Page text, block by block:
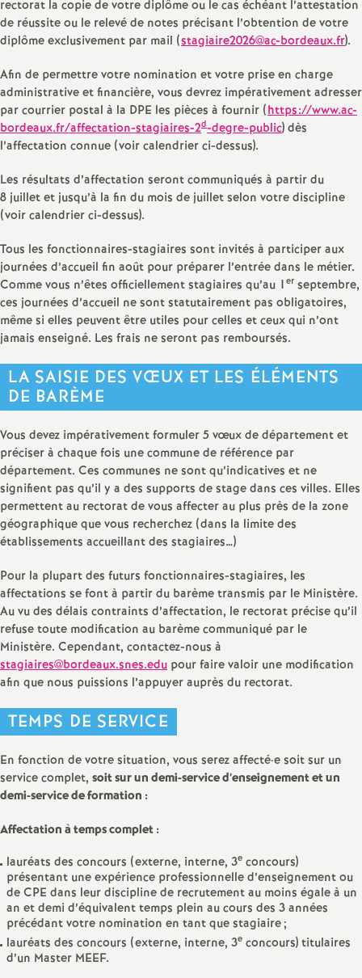
rectorat la copie de votre diplôme ou le cas échéant l’attestation
de réussite ou le relevé de notes précisant l’obtention de votre
diplôme exclusivement par mail (stagiaire2026@ac-bordeaux.fr).
Afin de permettre votre nomination et votre prise en charge
administrative et financière, vous devrez impérativement adresser
par courrier postal à la DPE les pièces à fournir (https://www.ac-
bordeaux.fr/affectation-stagiaires-2d-degre-public) dès
l’affectation connue (voir calendrier ci-dessus).
Les résultats d’affectation seront communiqués à partir du
8 juillet et jusqu’à la fin du mois de juillet selon votre discipline
(voir calendrier ci-dessus).
Tous les fonctionnaires-stagiaires sont invités à participer aux
journées d’accueil fin août pour préparer l’entrée dans le métier.
Comme vous n’êtes officiellement stagiaires qu’au 1er septembre,
ces journées d’accueil ne sont statutairement pas obligatoires,
même si elles peuvent être utiles pour celles et ceux qui n’ont
jamais enseigné. Les frais ne seront pas remboursés.
LA SAISIE DES VŒUX ET LES ÉLÉMENTS
DE BARÈME
Vous devez impérativement formuler 5 vœux de département et
préciser à chaque fois une commune de référence par
département. Ces communes ne sont qu’indicatives et ne
signifient pas qu’il y a des supports de stage dans ces villes. Elles
permettent au rectorat de vous affecter au plus près de la zone
géographique que vous recherchez (dans la limite des
établissements accueillant des stagiaires…)
Pour la plupart des futurs fonctionnaires-stagiaires, les
affectations se font à partir du barème transmis par le Ministère.
Au vu des délais contraints d’affectation, le rectorat précise qu’il
refuse toute modification au barème communiqué par le
Ministère. Cependant, contactez-nous à
stagiaires@bordeaux.snes.edu pour faire valoir une modification
afin que nous puissions l’appuyer auprès du rectorat.
TEMPS DE SERVICE
En fonction de votre situation, vous serez affecté·e soit sur un
service complet, soit sur un demi-service d’enseignement et un
demi-service de formation :
Affectation à temps complet :
lauréats des concours (externe, interne, 3e concours)
présentant une expérience professionnelle d’enseignement ou
de CPE dans leur discipline de recrutement au moins égale à un
an et demi d’équivalent temps plein au cours des 3 années
précédant votre nomination en tant que stagiaire;
lauréats des concours (externe, interne, 3e concours) titulaires
d’un Master MEEF.